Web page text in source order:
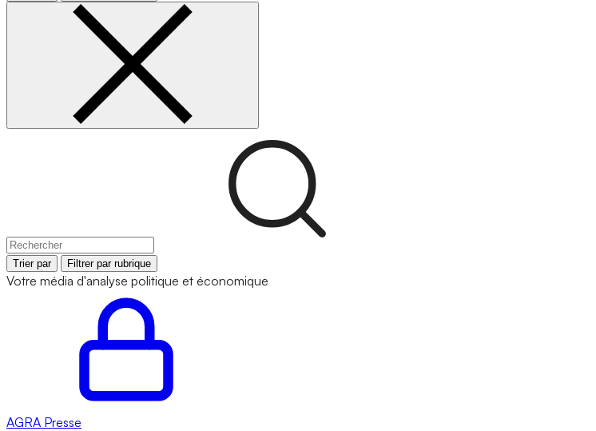
Trier par Filtrer par rubrique
Votre média d'analyse politique et économique
AGRA Presse